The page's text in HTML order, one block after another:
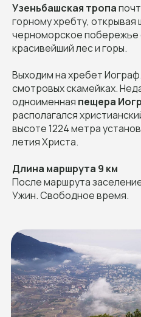
Узеньбашская тропа
горному хребту, открывая
черноморское побережье
красивейший лес и горы.
Выходим на хребет
смотровых скамейках.
одноименная пещера
располагался
высоте 1224 метра
летия Христа.
Длина маршрута 9 км
После маршрута
Ужин. Свободное время.